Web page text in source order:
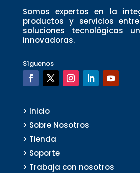
Somos expertos en la
productos y servicios
soluciones tecnológicas
innovadoras.
Síguenos
> Inicio
> Sobre Nosotros
> Tienda
> Soporte
> Trabaja con nosotros